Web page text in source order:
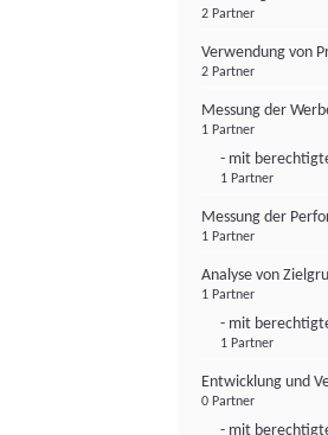
2 Partner
Verwendung von
2 Partner
Messung der
1 Partner
- mit
1 Partner
Messung der
1 Partner
Analyse von
1 Partner
- mit
1 Partner
Entwicklung und
0 Partner
- mit